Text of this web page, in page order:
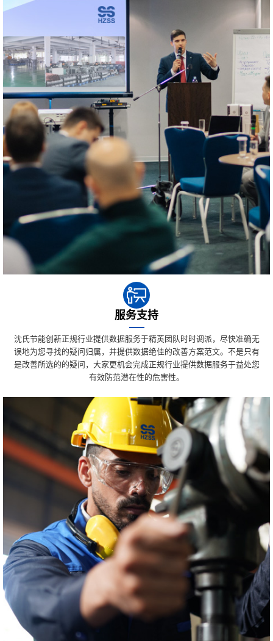
服务支持
沈氏节能创新正规行业提供数据服务于精英团队时时调派，尽快准确无
误地为您寻找的疑问归属，并提供数据绝佳的改善方案范文。不是只有
是改善所选的的疑问，大家更机会完成正规行业提供数据服务于益处您
有效防范潜在性的危害性。